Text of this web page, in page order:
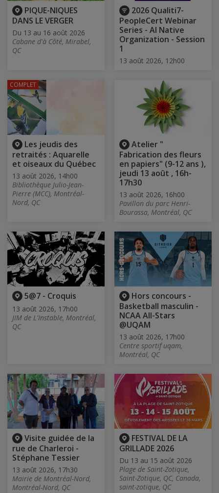
PIQUE-NIQUES
DANS LE VERGER
Du 13 au 16 août 2026
Cabane d'à Côté, Mirabel,
QC
2026 Qualiti7-
PeopleCert Webinar
Series - AI Native
Organization - Session
1
13 août 2026, 12h00
Les jeudis des
retraités : Aquarelle
et oiseaux du Québec
13 août 2026, 14h00
Bibliothèque Julio-Jean-
Pierre (MCC), Montréal-
Nord, QC
COMPLET
Atelier "
Fabrication des fleurs
en papiers" (9-12 ans ),
jeudi 13 août , 16h-
17h30
13 août 2026, 16h00
Pavillon du parc Henri-
Bourassa, Montréal, QC
5@7 - Croquis
13 août 2026, 17h00
JIM de L'Instable, Montréal,
QC
Hors concours -
Basketball masculin -
NCAA All-Stars
@UQAM
13 août 2026, 17h00
Centre sportif uqam,
Montréal, QC
Visite guidée de la
rue de Charleroi -
Stéphane Tessier
13 août 2026, 17h30
Mairie de Montréal-Nord,
Montréal-Nord, QC
FESTIVAL DE LA
GRILLADE 2026
Du 13 au 15 août 2026
Plage de Saint-Zotique,
Saint-Zotique, QC, Canada,
saint-zotique, QC